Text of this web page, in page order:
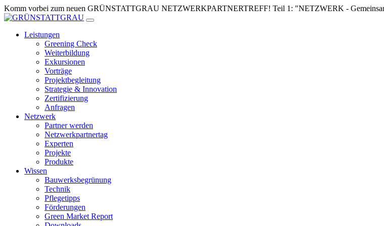
Zum
Inhalt
Komm vorbei zum neuen GRÜNSTATTGRAU NETZWERKPARTNERTREFF! Teil 1: "NETZWERK -
Leistungen
Greening Check
Weiterbildung
Exkursionen
Vorträge
Projektbegleitung
Strategie & Innovation
Zertifizierung
Anfragen
Netzwerk
Partner werden
Netzwerkpartnertag
Experten
Projekte
Produkte
Wissen
Bauwerksbegrünung
Technik
Pflegetipps
Förderungen
Green Market Report